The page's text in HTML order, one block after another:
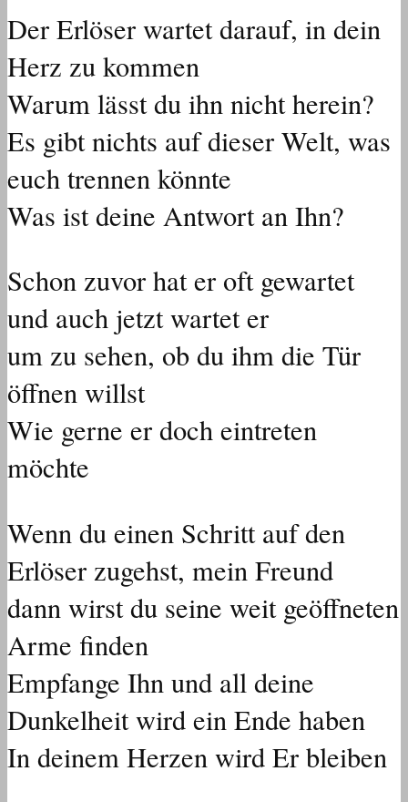
Der Erlöser wartet darauf, in dein
Herz zu kommen
Warum lässt du ihn nicht herein?
Es gibt nichts auf dieser Welt, was
euch trennen könnte
Was ist deine Antwort an Ihn?
Schon zuvor hat er oft gewartet
und auch jetzt wartet er
um zu sehen, ob du ihm die Tür
öffnen willst
Wie gerne er doch eintreten
möchte
Wenn du einen Schritt auf den
Erlöser zugehst, mein Freund
dann wirst du seine weit geöffneten
Arme finden
Empfange Ihn und all deine
Dunkelheit wird ein Ende haben
In deinem Herzen wird Er bleiben